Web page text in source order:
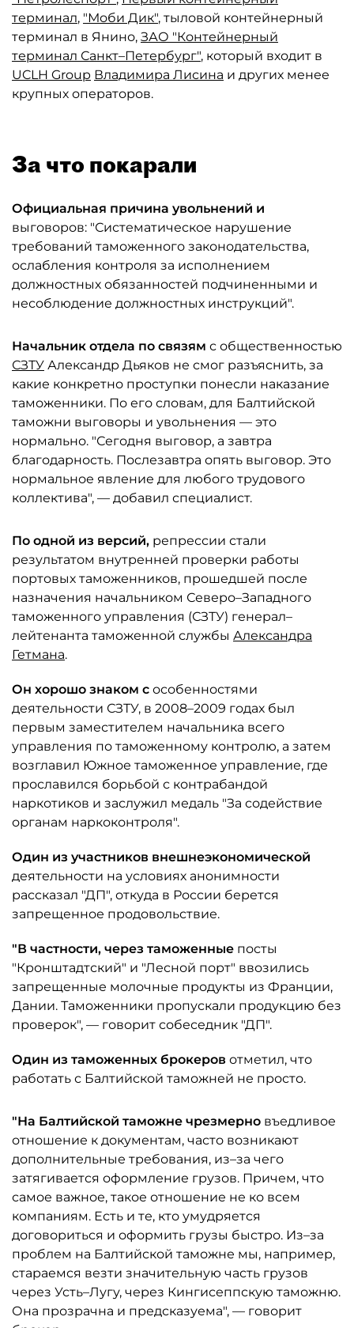
терминал, "Моби Дик", тыловой контейнерный
терминал в Янино, ЗАО "Контейнерный
терминал Санкт–Петербург", который входит в
UCLH Group Владимира Лисина и других менее
крупных операторов.
За что покарали
Официальная причина увольнений и
выговоров: "Систематическое нарушение
требований таможенного законодательства,
ослабления контроля за исполнением
должностных обязанностей подчиненными и
несоблюдение должностных инструкций".
Начальник отдела по связям с общественностью
СЗТУ Александр Дьяков не смог разъяснить, за
какие конкретно проступки понесли наказание
таможенники. По его словам, для Балтийской
таможни выговоры и увольнения — это
нормально. "Сегодня выговор, а завтра
благодарность. Послезавтра опять выговор. Это
нормальное явление для любого трудового
коллектива", — добавил специалист.
По одной из версий, репрессии стали
результатом внутренней проверки работы
портовых таможенников, прошедшей после
назначения начальником Северо–Западного
таможенного управления (СЗТУ) генерал–
лейтенанта таможенной службы Александра
Гетмана.
Он хорошо знаком с особенностями
деятельности СЗТУ, в 2008–2009 годах был
первым заместителем начальника всего
управления по таможенному контролю, а затем
возглавил Южное таможенное управление, где
прославился борьбой с контрабандой
наркотиков и заслужил медаль "За содействие
органам наркоконтроля".
Один из участников внешнеэкономической
деятельности на условиях анонимности
рассказал "ДП", откуда в России берется
запрещенное продовольствие.
"В частности, через таможенные посты
"Кронштадтский" и "Лесной порт" ввозились
запрещенные молочные продукты из Франции,
Дании. Таможенники пропускали продукцию без
проверок", — говорит собеседник "ДП".
Один из таможенных брокеров отметил, что
работать с Балтийской таможней не просто.
"На Балтийской таможне чрезмерно въедливое
отношение к документам, часто возникают
дополнительные требования, из–за чего
затягивается оформление грузов. Причем, что
самое важное, такое отношение не ко всем
компаниям. Есть и те, кто умудряется
договориться и оформить грузы быстро. Из–за
проблем на Балтийской таможне мы, например,
стараемся везти значительную часть грузов
через Усть–Лугу, через Кингисеппскую таможню.
Она прозрачна и предсказуема", — говорит